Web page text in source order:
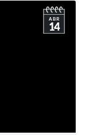
ABR
14